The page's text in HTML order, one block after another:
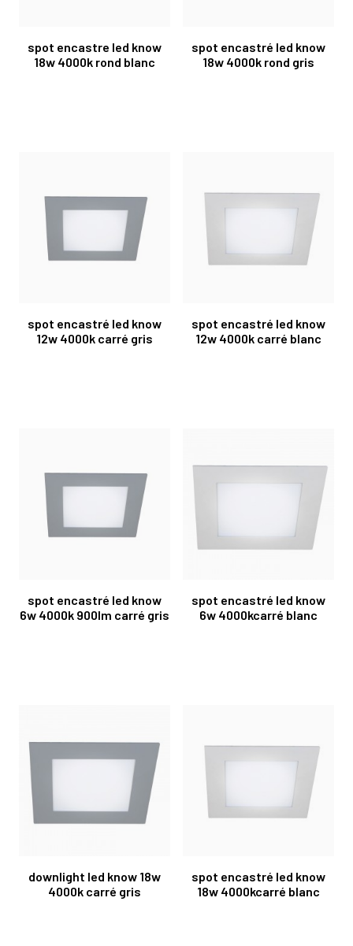
spot encastre led know
18w 4000k rond blanc
spot encastré led know
18w 4000k rond gris
spot encastré led know
12w 4000k carré gris
spot encastré led know
12w 4000k carré blanc
spot encastré led know
6w 4000k 900lm carré gris
spot encastré led know
6w 4000kcarré blanc
downlight led know 18w
4000k carré gris
spot encastré led know
18w 4000kcarré blanc